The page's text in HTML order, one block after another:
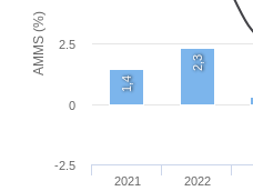
AMMS (%)
1,4
2,3
2021 2022
-2.5
0
2.5